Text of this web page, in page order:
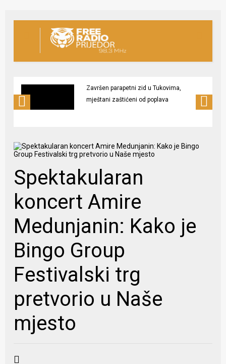
Završen parapetni zid u Tukovima,
mještani zaštićeni od poplava
Spektakularan
koncert Amire
Medunjanin: Kako je
Bingo Group
Festivalski trg
pretvorio u Naše
mjesto